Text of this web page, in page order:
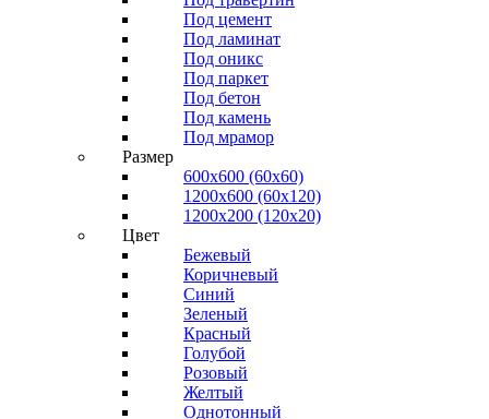
Под цемент
Под ламинат
Под оникс
Под паркет
Под бетон
Под камень
Под мрамор
Размер
600х600 (60х60)
1200х600 (60х120)
1200х200 (120x20)
Цвет
Бежевый
Коричневый
Синий
Зеленый
Красный
Голубой
Розовый
Желтый
Однотонный